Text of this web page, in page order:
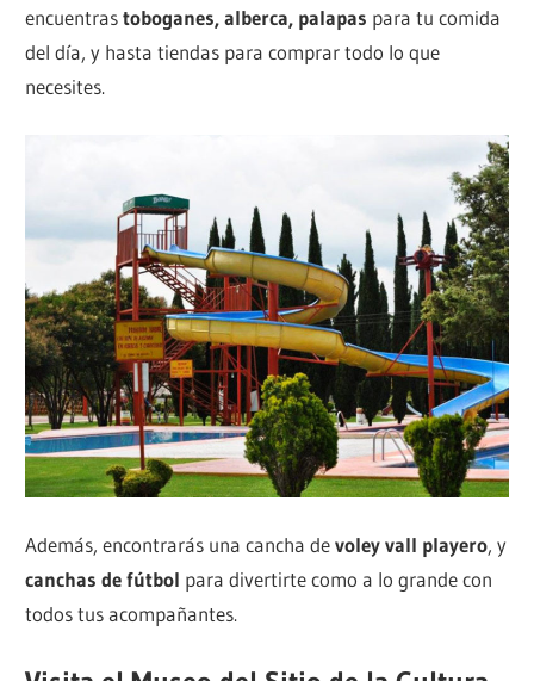
encuentrastoboganes, alberca, palapas para tu comida
del día, y hasta tiendas para comprar todo lo que
necesites.
Además, encontrarás una cancha devoley vall playero, y
canchas de fútbol para divertirte como a lo grande con
todos tus acompañantes.